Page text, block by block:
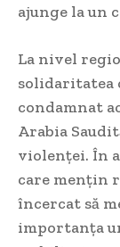
ajunge la un
La nivel
solidaritatea
condamnat
Arabia
violenței. În
care mențin
încercat să
importanța